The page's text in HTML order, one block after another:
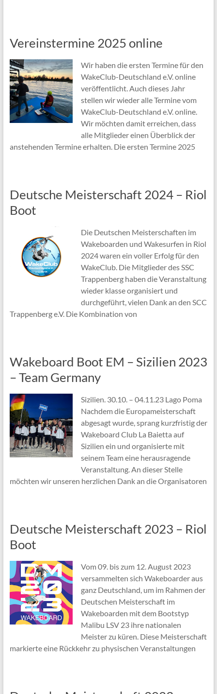
Vereinstermine 2025 online
Wir haben die ersten Termine für den
WakeClub-Deutschland e.V. online
veröffentlicht. Auch dieses Jahr
stellen wir wieder alle Termine vom
WakeClub-Deutschland e.V. online.
Wir möchten damit erreichen, dass
alle Mitglieder einen Überblick der
anstehenden Termine erhalten. Die ersten Termine 2025
Deutsche Meisterschaft 2024 – Riol
Boot
Die Deutschen Meisterschaften im
Wakeboarden und Wakesurfen in Riol
2024 waren ein voller Erfolg für den
WakeClub. Die Mitglieder des SSC
Trappenberg haben die Veranstaltung
wieder klasse organisiert und
durchgeführt, vielen Dank an den SCC
Trappenberg e.V. Die Kombination von
Wakeboard Boot EM – Sizilien 2023
– Team Germany
Sizilien. 30.10. – 04.11.23 Lago Poma
Nachdem die Europameisterschaft
abgesagt wurde, sprang kurzfristig der
Wakeboard Club La Baietta auf
Sizilien ein und organisierte mit
seinem Team eine herausragende
Veranstaltung. An dieser Stelle
möchten wir unseren herzlichen Dank an die Organisatoren
Deutsche Meisterschaft 2023 – Riol
Boot
Vom 09. bis zum 12. August 2023
versammelten sich Wakeboarder aus
ganz Deutschland, um im Rahmen der
Deutschen Meisterschaft im
Wakeboarden mit dem Bootstyp
Malibu LSV 23 ihre nationalen
Meister zu küren. Diese Meisterschaft
markierte eine Rückkehr zu physischen Veranstaltungen